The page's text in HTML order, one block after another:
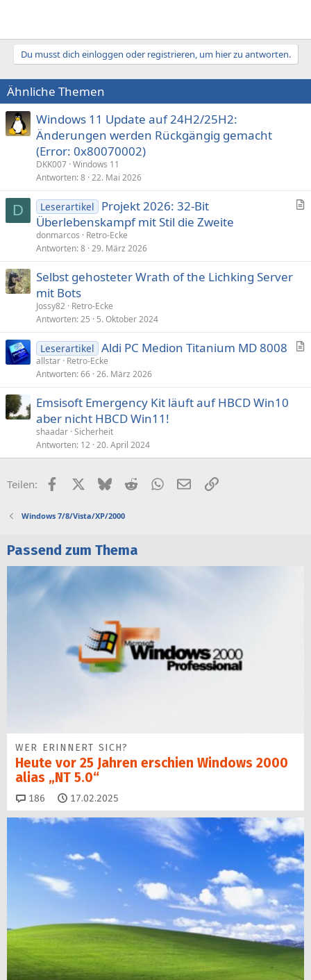
Du musst dich einloggen oder registrieren, um hier zu antworten.
Ähnliche Themen
Windows 11 Update auf 24H2/25H2:
Änderungen werden Rückgängig gemacht
(Error: 0x80070002)
DKK007 Windows 11
Antworten 8 22. Mai 2026
D
k
Leserartikel
Projekt 2026: 32-Bit
Überlebenskampf mit Stil die Zweite
donmarcos
Retro-Ecke
Antworten 8 29. März 2026
Selbst gehosteter Wrath of the Lichking Server
mit Bots
Jossy82 Retro-Ecke
Antworten 25 5. Oktober 2024
i
Leserartikel Aldi PC Medion Titanium MD 8008
allstar Retro-Ecke
Antworten 66 26. März 2026
Emsisoft Emergency Kit läuft auf HBCD Win10
aber nicht HBCD Win11!
shaadar Sicherheit
Antworten 12 20. April 2024
Teilen: FacebookX (Twitter)
BlueskyRedditWhatsApp
E-MailLink
Windows 7/8/Vista/XP/2000
Passend zum Thema
WER ERINNERT SICH?
Heute vor 25 Jahren erschien Windows 2000
alias „NT 5.0“
186 Kommentare
17.02.2025